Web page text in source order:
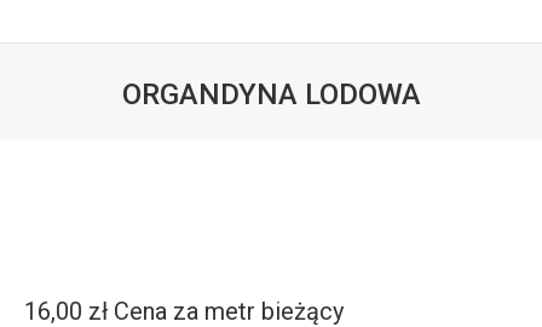
ORGANDYNA LODOWA
16,00 zł Cena za metr bieżący